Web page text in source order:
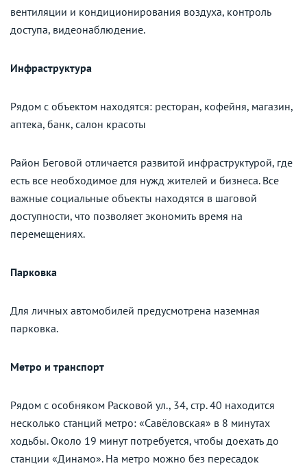
вентиляции и кондиционирования воздуха, контроль
доступа, видеонаблюдение.
Инфраструктура
Рядом с объектом находятся: ресторан, кофейня, магазин,
аптека, банк, салон красоты
Район Беговой отличается развитой инфраструктурой, где
есть все необходимое для нужд жителей и бизнеса. Все
важные социальные объекты находятся в шаговой
доступности, что позволяет экономить время на
перемещениях.
Парковка
Для личных автомобилей предусмотрена наземная
парковка.
Метро и транспорт
Рядом с особняком Расковой ул., 34, стр. 40 находится
несколько станций метро: «Савёловская» в 8 минутах
ходьбы. Около 19 минут потребуется, чтобы доехать до
станции «Динамо». На метро можно без пересадок